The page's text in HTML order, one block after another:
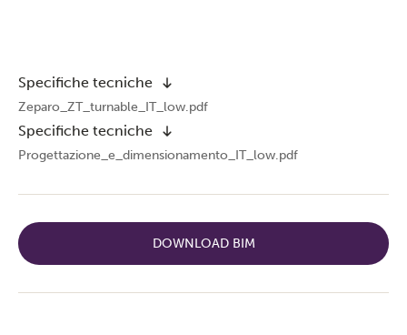
Specifiche tecniche
Zeparo_ZT_turnable_IT_low.pdf
Specifiche tecniche
Progettazione_e_dimensionamento_IT_low.pdf
DOWNLOAD BIM